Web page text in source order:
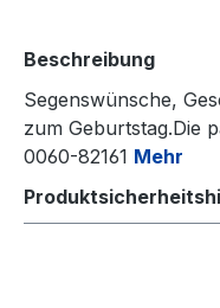
Beschreibung
Segenswünsche,
zum Geburtstag.Die
0060-82161 Mehr